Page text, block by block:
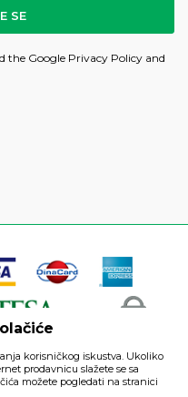
SE
the Google Privacy Policy and
korisničkog iskustva. Ukoliko
prodavnicu slažete se sa
možete pogledati na stranici